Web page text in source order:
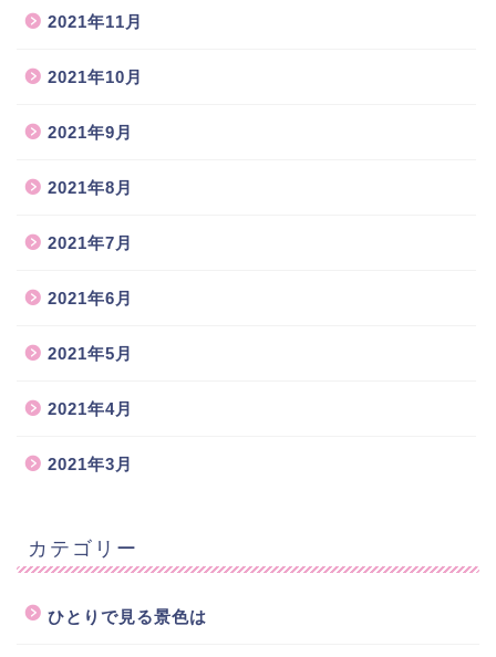
2021年11月
2021年10月
2021年9月
2021年8月
2021年7月
2021年6月
2021年5月
2021年4月
2021年3月
カテゴリー
ひとりで見る景色は